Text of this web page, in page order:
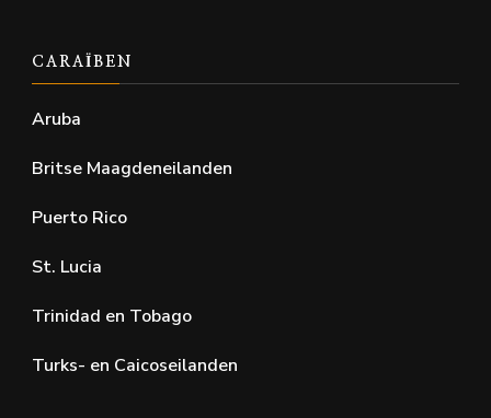
CARAÏBEN
Aruba
Britse Maagdeneilanden
Puerto Rico
St. Lucia
Trinidad en Tobago
Turks- en Caicoseilanden